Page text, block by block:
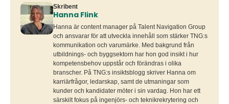
Skribent
Hanna Flink
Hanna är content manager på Talent Navigation Group
och ansvarar för att utveckla innehåll som stärker TNG:s
kommunikation och varumärke. Med bakgrund från
utbildnings- och byggsektorn har hon god insikt i hur
kompetensbehov uppstår och förändras i olika
branscher. På TNG:s insiktsblogg skriver Hanna om
karriärfrågor, ledarskap, samt de utmaningar som
kunder och kandidater möter i sin vardag. Hon har ett
särskilt fokus på ingenjörs- och teknikrekrytering och